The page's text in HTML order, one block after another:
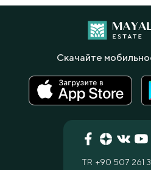
TR +90 507 261
Скачайте